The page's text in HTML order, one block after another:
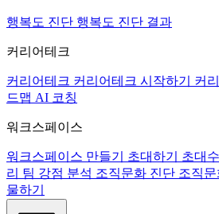
행복도 진단 행복도 진단 결과
커리어테크
커리어테크 커리어테크 시작하기 커
드맵 AI 코칭
워크스페이스
워크스페이스 만들기 초대하기 초대
리 팀 강점 분석 조직문화 진단 조직
물하기